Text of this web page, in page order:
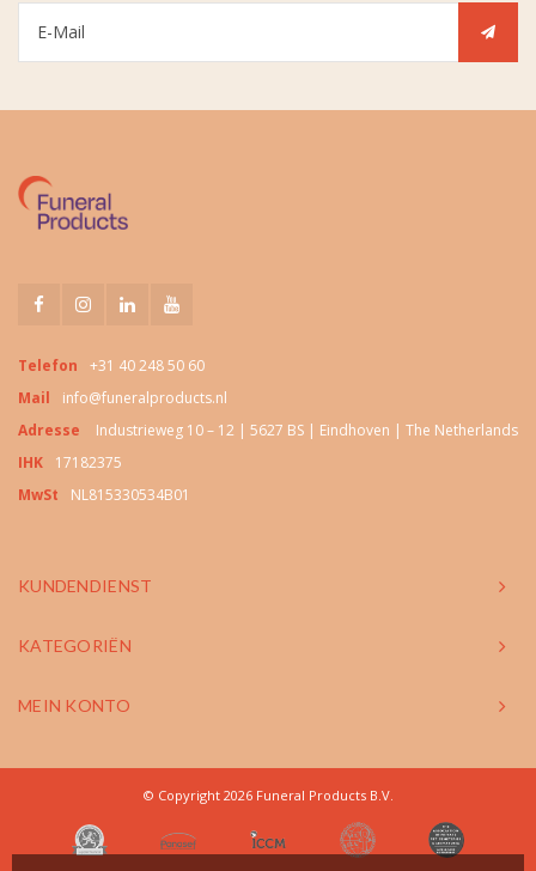
Telefon
+31 40 248 50 60
Mail
info@funeralproducts.nl
Adresse
Industrieweg 10 – 12 | 5627 BS | Eindhoven | The Netherlands
IHK
17182375
MwSt
NL815330534B01
KUNDENDIENST
KATEGORIËN
MEIN KONTO
© Copyright 2026 Funeral Products B.V.